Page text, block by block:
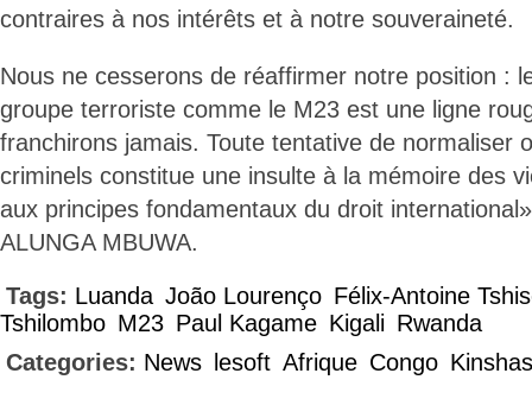
contraires à nos intérêts et à notre souveraineté.
Nous ne cesserons de réaffirmer notre position :
groupe terroriste comme le M23 est une ligne
franchirons jamais. Toute tentative de normaliser
criminels constitue une insulte à la mémoire des
aux principes fondamentaux du droit
ALUNGA MBUWA.
Tags: Luanda João Lourenço Félix-Antoine
Tshilombo M23 Paul Kagame Kigali Rwanda
Categories: News lesoft Afrique Congo